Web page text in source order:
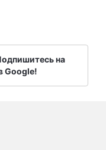
на
Google!